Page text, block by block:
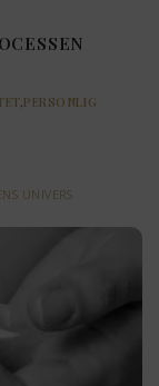
,PERSONLIG
UNIVERS